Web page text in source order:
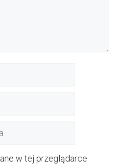
w tej przeglądarce